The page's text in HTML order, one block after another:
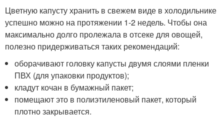
Цветную капусту хранить в свежем виде в холодильнике
успешно можно на протяжении 1-2 недель. Чтобы она
максимально долго пролежала в отсеке для овощей,
полезно придерживаться таких рекомендаций:
оборачивают головку капусты двумя слоями пленки
ПВХ (для упаковки продуктов);
кладут кочан в бумажный пакет;
помещают это в полиэтиленовый пакет, который
плотно закрывается.